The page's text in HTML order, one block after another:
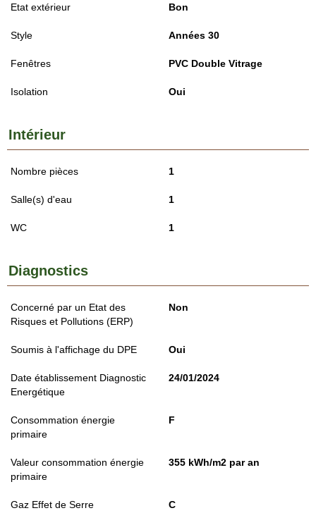
Etat extérieur Bon
Style Années 30
Fenêtres PVC Double Vitrage
Isolation Oui
Intérieur
Nombre pièces 1
Salle(s) d'eau 1
WC 1
Diagnostics
Concerné par un Etat des
Risques et Pollutions (ERP)
Non
Soumis à l'affichage du DPE Oui
Date établissement Diagnostic
Energétique
24/01/2024
Consommation énergie
primaire
F
Valeur consommation énergie
primaire
355 kWh/m2 par an
Gaz Effet de Serre C